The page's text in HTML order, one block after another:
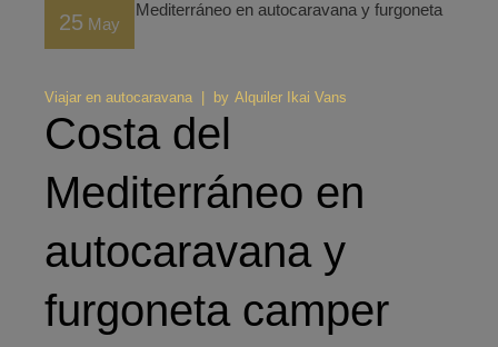
25 May
Viajar en autocaravana by Alquiler Ikai Vans
Costa del
Mediterráneo en
autocaravana y
furgoneta camper